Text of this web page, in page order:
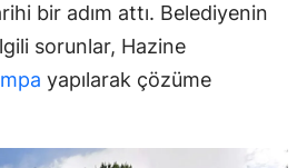
bir adım attı. Belediyenin
sorunlar, Hazine
yapılarak çözüme